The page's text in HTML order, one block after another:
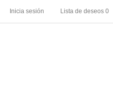
Inicia sesión Lista de deseos 0